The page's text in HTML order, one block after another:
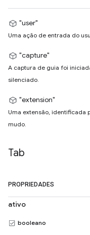
"user"
Uma ação de entrada do
"capture"
A captura de guia foi
silenciado.
"extension"
Uma extensão, identificada
mudo.
Tab
PROPRIEDADES
ativo
booleano